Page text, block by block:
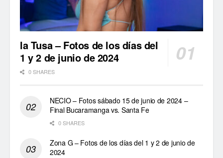
la Tusa – Fotos de los días del
1 y 2 de junio de 2024
0 SHARES
NECIO – Fotos sábado 15 de junio de 2024 –
Final Bucaramanga vs. Santa Fe
0 SHARES
Zona G – Fotos de los días del 1 y 2 de junio de
2024